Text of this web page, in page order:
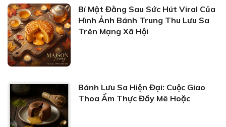
Bí Mật Đằng Sau Sức Hút Viral Của
Hình Ảnh Bánh Trung Thu Lưu Sa
Trên Mạng Xã Hội
Bánh Lưu Sa Hiện Đại: Cuộc Giao
Thoa Ẩm Thực Đầy Mê Hoặc